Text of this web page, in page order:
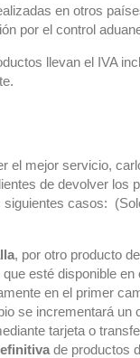
en otros
por el control
llevan el IVA
el mejor servicio,
de devolver los
siguientes casos:
, por otro producto
esté disponible
en el primer
se incrementará un
tarjeta o
de productos